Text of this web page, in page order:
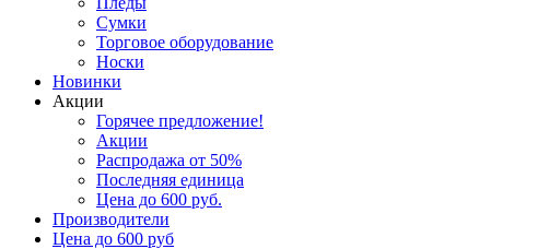
Сумки
Торговое оборудование
Носки
Новинки
Акции
Горячее предложение!
Акции
Распродажа от 50%
Последняя единица
Цена до 600 руб.
Производители
Цена до 600 руб